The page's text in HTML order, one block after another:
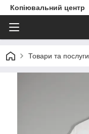
Копіювальний центр
Товари та послуги